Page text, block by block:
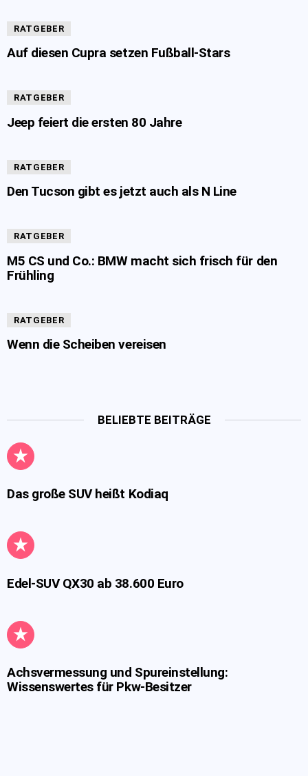
RATGEBER
Auf diesen Cupra setzen Fußball-Stars
RATGEBER
Jeep feiert die ersten 80 Jahre
RATGEBER
Den Tucson gibt es jetzt auch als N Line
RATGEBER
M5 CS und Co.: BMW macht sich frisch für den
Frühling
RATGEBER
Wenn die Scheiben vereisen
BELIEBTE BEITRÄGE
Das große SUV heißt Kodiaq
Edel-SUV QX30 ab 38.600 Euro
Achsvermessung und Spureinstellung:
Wissenswertes für Pkw-Besitzer